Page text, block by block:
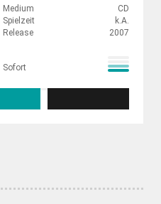
Medium
CD
Spielzeit
k.A.
Release
2007
Sofort